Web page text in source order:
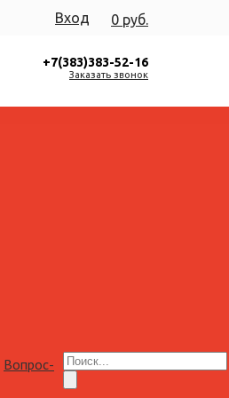
0 руб.
Вход
+7(383)383-52-16
Заказать звонок
Вопрос-